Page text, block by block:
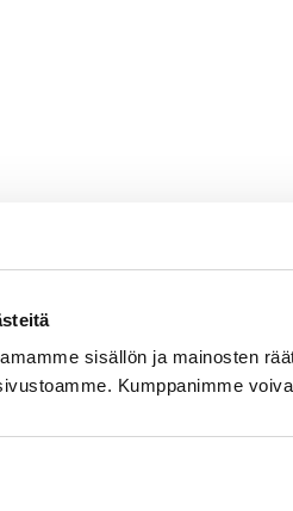
sisällön ja mainosten
Kumppanimme